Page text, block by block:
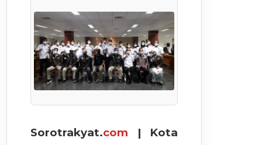
Sorotrakyat.com | Kota